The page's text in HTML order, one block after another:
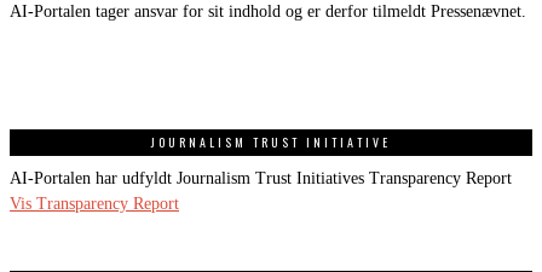
AI-Portalen tager ansvar for sit indhold og er derfor tilmeldt Pressenævnet.
JOURNALISM TRUST INITIATIVE
AI-Portalen har udfyldt Journalism Trust Initiatives Transparency Report
Vis Transparency Report